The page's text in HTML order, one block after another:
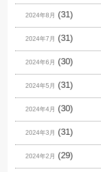
2024年8月 (31)
2024年7月 (31)
2024年6月 (30)
2024年5月 (31)
2024年4月 (30)
2024年3月 (31)
2024年2月 (29)